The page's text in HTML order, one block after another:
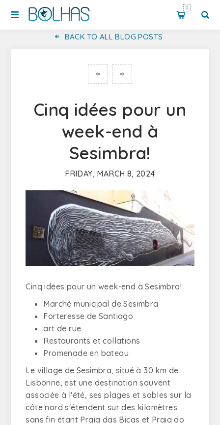
0
BACK TO ALL BLOG POSTS
Cinq idées pour un
week-end à
Sesimbra!
FRIDAY, MARCH 8, 2024
Cinq idées pour un week-end à Sesimbra!
Marché municipal de Sesimbra
Forteresse de Santiago
art de rue
Restaurants et collations
Promenade en bateau
Le village de Sesimbra, situé à 30 km de
Lisbonne, est une destination souvent
associée à l'été, ses plages et sables sur la
côte nord s'étendent sur des kilomètres
sans fin étant Praia das Bicas et Praia do